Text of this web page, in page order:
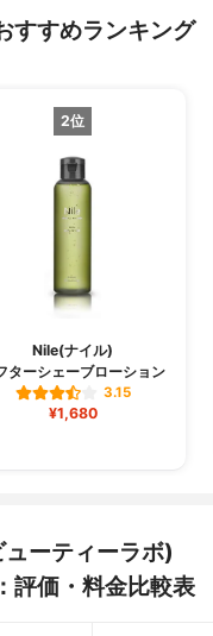
すすめランキング
2位
Nile(ナイル)
ターシェーブローション
3.15
¥1,680
ーティーラボ)
評価・料金比較表